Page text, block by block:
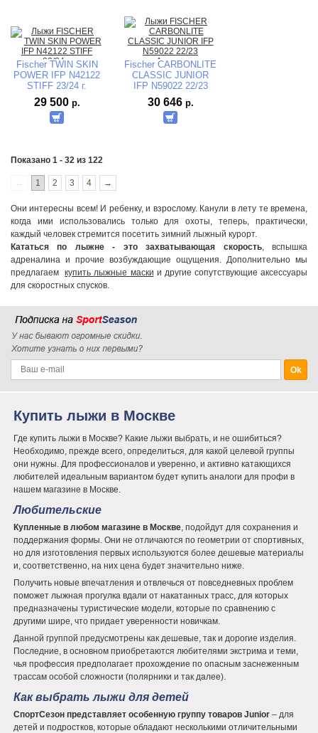
Fischer TWIN SKIN
POWER IFP N42122
STIFF 23/24 г.
29 500 р.
Fischer CARBONLITE
CLASSIC JUNIOR
IFP N59022 22/23
г.Австрия
30 646 р.
Показано 1 - 32 из 122
← 1 2 3 4 →
Они интересны всем! И ребенку, и взрослому. Канули в лету те времена,
когда ими использовались только для охоты, теперь, практически,
каждый человек стремится посетить зимний лыжный курорт.
Кататься по лыжне - это захватывающая скорость, вспышка
адреналина и прочие возбуждающие ощущения. Дополнительно мы
предлагаемкупить лыжные маски и другие сопутствующие аксессуары
для скоростных спусков.
Купить лыжи в Москве
Где купить лыжи в Москве? Какие лыжи выбрать, и не ошибиться?
Необходимо, прежде всего, определиться, для какой целевой группы
они нужны. Для профессионалов и уверенно, и активно катающихся
любителей идеальным вариантом будет купить аналоги для профи в
нашем магазине в Москве.
Любительские
Купленные в любом магазине в Москве, подойдут для сохранения и
поддержания формы. Они не отличаются по геометрии от спортивных,
но для изготовления первых используются более дешевые материалы
и, соответственно, на них цена будет значительно ниже.
Получить новые впечатления и отвлечься от повседневных проблем
поможет лыжная прогулка вдали от накатанных трасс, для которых
предназначены туристические модели, которые по сравнению с
другими шире, что придает уверенности новичкам.
Данной группой предусмотрены как дешевые, так и дорогие изделия.
Последние, в основном приобретаются любителями экстрима и теми,
чья профессия предполагает прохождение по опасным заснеженным
трассам особой сложности (полярники и так далее).
Как выбрать лыжи для детей
СпортСезон представляет особенную группу товаров Junior – для
детей и подростков, которые обладают несколькими отличительными